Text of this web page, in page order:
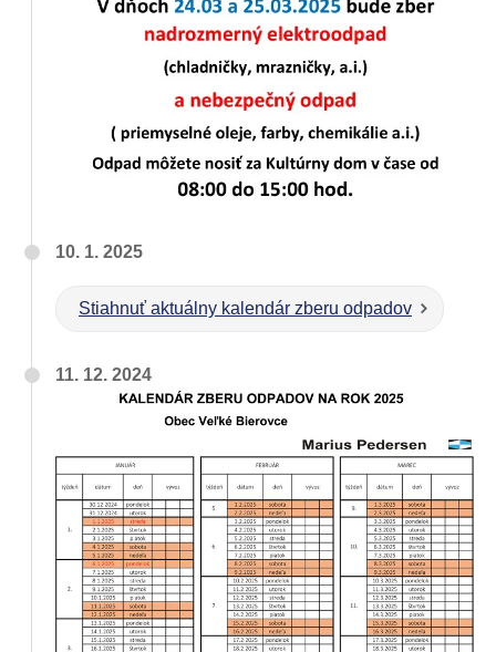
10. 1. 2025
Stiahnuť aktuálny kalendár zberu odpadov
11. 12. 2024